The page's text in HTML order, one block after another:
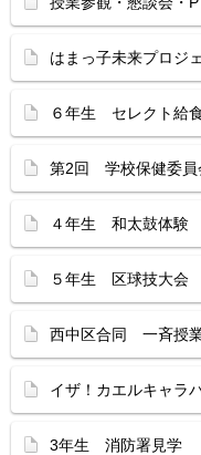
はまっ子未来プロジ
６年生 セレクト給
第2回 学校保健委
４年生 和太鼓体験
５年生 区球技大会
西中区合同 一斉授
イザ！カエルキャラ
3年生 消防署見学